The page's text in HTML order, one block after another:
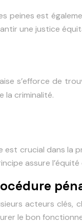
peines est
une justice
s’efforce de
la criminalité.
est crucial dans la
assure
acteurs clés,
le bon